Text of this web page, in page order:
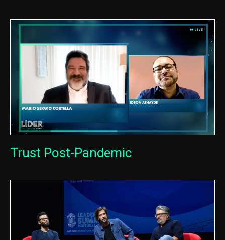
Trust Post-Pandemic